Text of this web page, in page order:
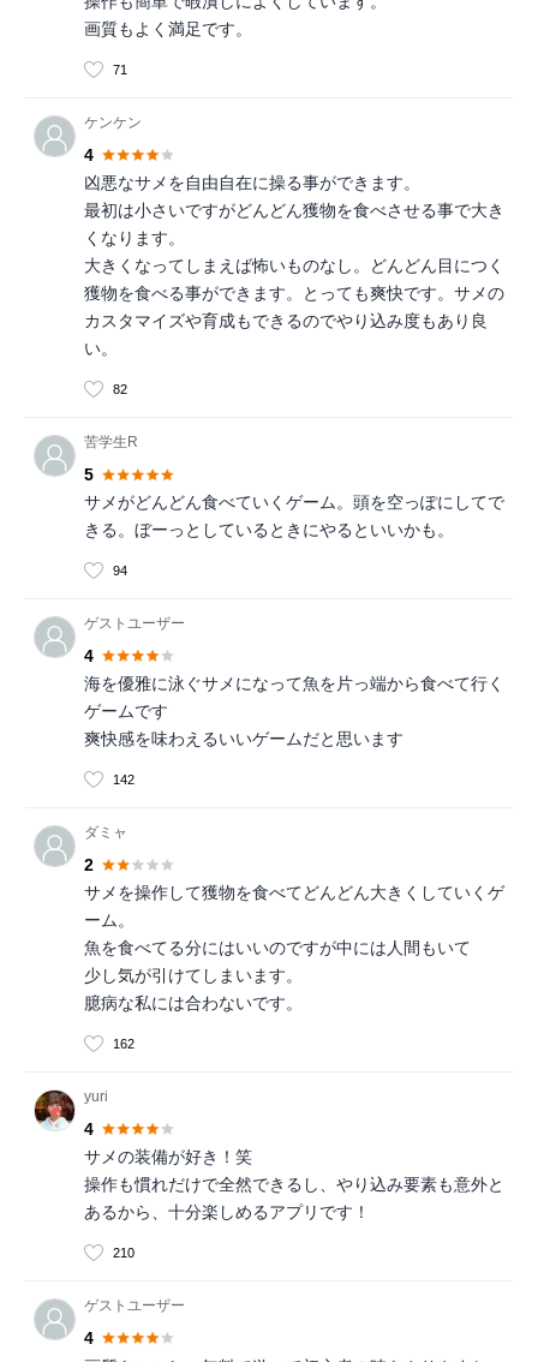
画質もよく満足です。
71
ケンケン
4
凶悪なサメを自由自在に操る事ができます。
最初は小さいですがどんどん獲物を食べさせる事で大き
くなります。
大きくなってしまえば怖いものなし。どんどん目につく
獲物を食べる事ができます。とっても爽快です。サメの
カスタマイズや育成もできるのでやり込み度もあり良
い。
82
苦学生R
5
サメがどんどん食べていくゲーム。頭を空っぽにしてで
きる。ぼーっとしているときにやるといいかも。
94
ゲストユーザー
4
海を優雅に泳ぐサメになって魚を片っ端から食べて行く
ゲームです
爽快感を味わえるいいゲームだと思います
142
ダミャ
2
サメを操作して獲物を食べてどんどん大きくしていくゲ
ーム。
魚を食べてる分にはいいのですが中には人間もいて
少し気が引けてしまいます。
臆病な私には合わないです。
162
yuri
4
サメの装備が好き！笑
操作も慣れだけで全然できるし、やり込み要素も意外と
あるから、十分楽しめるアプリです！
210
ゲストユーザー
4